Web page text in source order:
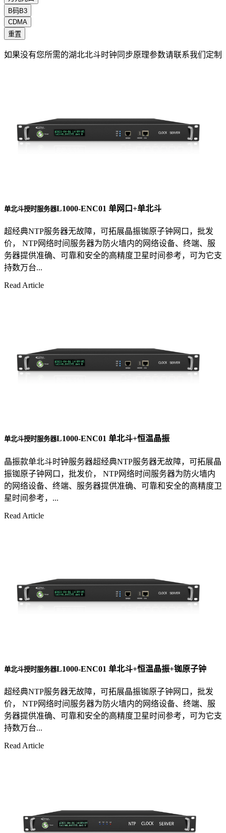
B码B3
CDMA
重置
如果没有您所需的湖北北斗时钟同步原理参数请联系我们定制
单北斗授时服务器L1000-ENC01 单网口+单北斗
超经典NTP服务器无故障，可拓展晶振铷原子钟网口，批发
价， NTP网络时间服务器为防火墙内的网络设备、终端、服
务器提供准确、可靠和安全的高精度卫星时间参考，可为它支
持数万台...
Read Article
单北斗授时服务器L1000-ENC01 单北斗+恒温晶振
晶振款单北斗时钟服务器超经典NTP服务器无故障，可拓展晶
振铷原子钟网口，批发价， NTP网络时间服务器为防火墙内
的网络设备、终端、服务器提供准确、可靠和安全的高精度卫
星时间参考，...
Read Article
单北斗授时服务器L1000-ENC01 单北斗+恒温晶振+铷原子钟
超经典NTP服务器无故障，可拓展晶振铷原子钟网口，批发
价， NTP网络时间服务器为防火墙内的网络设备、终端、服
务器提供准确、可靠和安全的高精度卫星时间参考，可为它支
持数万台...
Read Article